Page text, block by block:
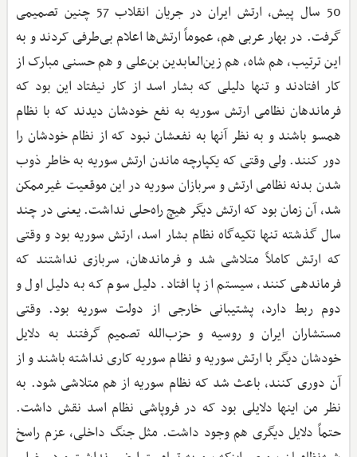
50 سال پیش، ارتش ایران در جریان انقلاب 57 چنین تصمیمی
گرفت. در بهار عربی هم، عموماً ارتش‌ها اعلام بی‌طرفی کردند و به
این ترتیب، هم شاه، هم زین‌العابدین بن‌علی و هم حسنی مبارک از
کار افتادند و تنها دلیلی که بشار اسد از کار نیفتاد این بود که
فرماندهان نظامی ارتش سوریه به نفع خودشان دیدند که با نظام
همسو باشند و به نظر آنها به نفعشان نبود که از نظام خودشان را
دور کنند. ولی وقتی که یکپارچه ماندن ارتش سوریه به خاطر ذوب
شدن بدنه نظامی ارتش و سربازان سوریه در این موقعیت غیرممکن
شد، آن زمان بود که ارتش دیگر هیچ راه‌حلی نداشت. یعنی در چند
سال گذشته تنها تکیه‌گاه نظام بشار اسد، ارتش سوریه بود و وقتی
که ارتش کاملاً متلاشی شد و فرماندهان، سربازی نداشتند که
فرماندهی کنند، سیستم از پا افتاد. دلیل سوم که به دلیل اول و
دوم ربط دارد، پشتیبانی خارجی از دولت سوریه بود. وقتی
مستشاران ایران و روسیه و حزب‌الله تصمیم گرفتند به دلایل
خودشان دیگر با ارتش سوریه و نظام سوریه کاری نداشته باشند و از
آن دوری کنند، باعث شد که نظام سوریه از هم متلاشی شود. به
نظر من اینها دلایلی بود که در فروپاشی نظام اسد نقش داشت.
حتماً دلایل دیگری هم وجود داشت. مثل جنگ داخلی، عزم راسخ